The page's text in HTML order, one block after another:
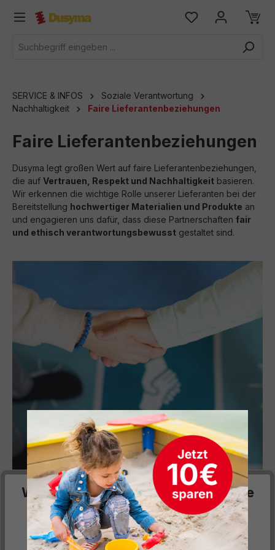
springen
SERVICE & INFOS
Soziale Verantwortung
Nachhaltigkeit
Faire Lieferantenbeziehungen
Faire Lieferantenbeziehungen
Dusyma legt großen Wert auf faire Lieferantenbeziehungen,
die auf Vertrauen, Respekt und Nachhaltigkeit basieren.
Wir erkennen die wichtige Rolle unserer Lieferanten bei der
Bereitstellung hochwertiger Materialien und Produkte an
und engagieren uns dafür, dass diese Partnerschaften fair
und ethisch verantwortungsbewusst gestaltet sind.
Enge Zusammenarbeit mit unseren
Lieferanten
Wir respektieren deine Privatsphäre
Diese Website verwendet Cookies, um Ihnen die
bestmögliche Funktionalität bieten zu können... Mehr